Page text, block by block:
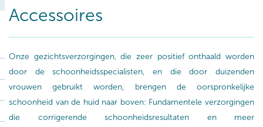
Accessoires
Onze gezichtsverzorgingen, die zeer positief onthaald worden
door de schoonheidsspecialisten, en die door duizenden
vrouwen gebruikt worden, brengen de oorspronkelijke
schoonheid van de huid naar boven: Fundamentele verzorgingen
die corrigerende schoonheidsresultaten en meer